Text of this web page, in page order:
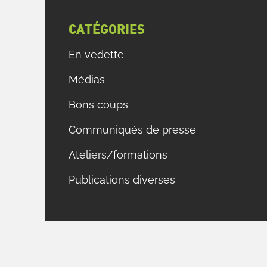
CATÉGORIES
En vedette
Médias
Bons coups
Communiqués de presse
Ateliers/formations
Publications diverses